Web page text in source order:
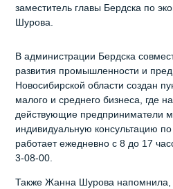
заместитель главы Бердска по
Шурова.
В администрации Бердска
развития промышленности и
Новосибирской области создан
малого и среднего бизнеса, где
действующие предприниматели
индивидуальную консультацию
работает ежедневно с 8 до 17
3-08-00.
Также Жанна Шурова напомнила,